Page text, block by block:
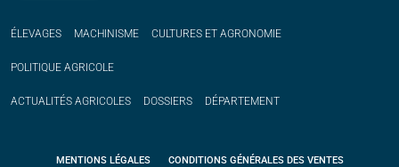
ÉLEVAGES MACHINISME CULTURES ET AGRONOMIE
POLITIQUE AGRICOLE
ACTUALITÉS AGRICOLES DOSSIERS DÉPARTEMENT
MENTIONS LÉGALES
CONDITIONS GÉNÉRALES DES VENTES